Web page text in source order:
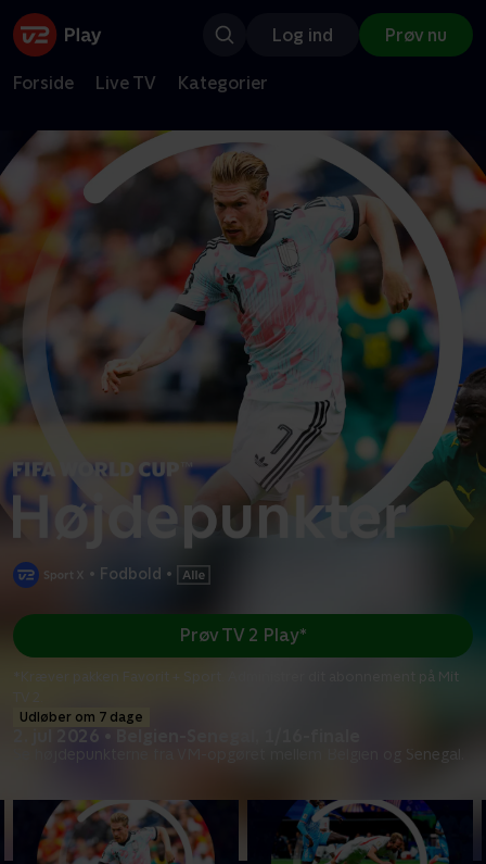
Log ind Prøv nu
Forside Live TV Kategorier
• Fodbold •
Udløber om 7 dage
2. jul 2026 • Belgien-Senegal, 1/16-finale
Se højdepunkterne fra VM-opgøret mellem Belgien og Senegal.
Prøv TV 2 Play*
*Kræver pakken Favorit + Sport. Administrer dit abonnement på Mit